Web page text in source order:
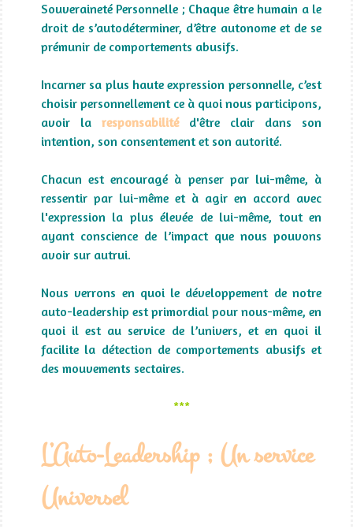
Souveraineté Personnelle ; Chaque être humain a le
droit de s’autodéterminer, d’être autonome et de se
prémunir de comportements abusifs.
Incarner sa plus haute expression personnelle, c’est
choisir personnellement ce à quoi nous participons,
avoir la responsabilitéd'être clair dans son
intention, son consentement et son autorité.
Chacun est encouragé à penser par lui-même, à
ressentir par lui-même et à agir en accord avec
l'expression la plus élevée de lui-même, tout en
ayant conscience de l’impact que nous pouvons
avoir sur autrui.
Nous verrons en quoi le développement de notre
auto-leadership est primordial pour nous-même, en
quoi il est au service de l’univers, et en quoi il
facilite la détection de comportements abusifs et
des mouvements sectaires.
***
L’Auto-Leadership ; Un service
Universel